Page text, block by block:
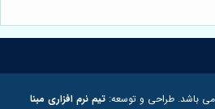
باشد. طراحی و توسعه: تیم نرم افزاری مبنا